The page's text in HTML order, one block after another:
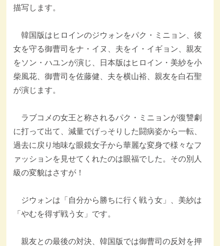
描写します。
韓国版はヒロインのジウォンをパク・ミニョン、彼
女を守る御曹司をナ・イヌ、夫をイ・イギョン、親友
をソン・ハユンが演じ、日本版はヒロイン・美紗を小
柴風花、御曹司を佐藤健、夫を横山裕、親友を白石聖
が演じます。
ラブコメの女王と称されるパク・ミニョンが復讐劇
に打って出て、減量でげっそりした闘病姿から一転、
過去に戻り地味な眼鏡女子から華麗な変身で様々なフ
ァッションを見せてくれたのは眼福でした。その別人
級の変貌はさすが！
ジウォンは「自分から勝ちに行く戦う女」、美紗は
「やむを得ず戦う女」です。
親友との最後の対決、韓国版では御曹司の反対を押